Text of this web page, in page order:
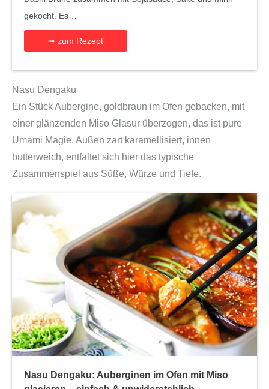
gekocht. Es…
➟ zum Rezept
Nasu Dengaku
Ein Stück Aubergine, goldbraun im Ofen gebacken, mit
einer glänzenden Miso Glasur überzogen, das ist pure
Umami Magie. Außen zart karamellisiert, innen
butterweich, entfaltet sich hier das typische
Zusammenspiel aus Süße, Würze und Tiefe.
Nasu Dengaku: Auberginen im Ofen mit Miso